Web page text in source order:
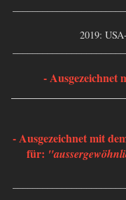
2019:
- Ausgezeichnet
- Ausgezeichnet mit
für: